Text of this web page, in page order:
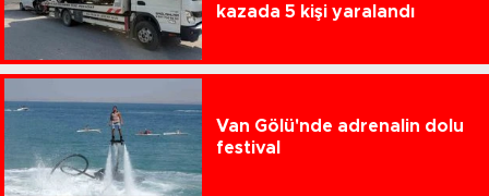
kazada 5 kişi yaralandı
Van Gölü'nde adrenalin dolu
festival